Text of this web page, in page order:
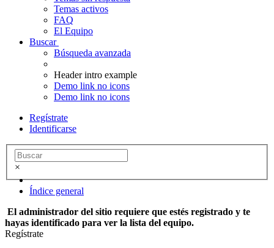
Temas activos
FAQ
El Equipo
Buscar
Búsqueda avanzada
Header intro example
Demo link no icons
Demo link no icons
Regístrate
Identificarse
×
Índice general
El administrador del sitio requiere que estés registrado y te
hayas identificado para ver la lista del equipo.
Regístrate